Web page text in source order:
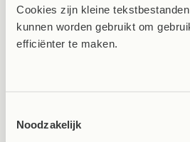
Cookies zijn kleine
kunnen worden gebruikt om
efficiënter te maken.
Noodzakelijk
2 JUNI 2025 MANON VAN ELK